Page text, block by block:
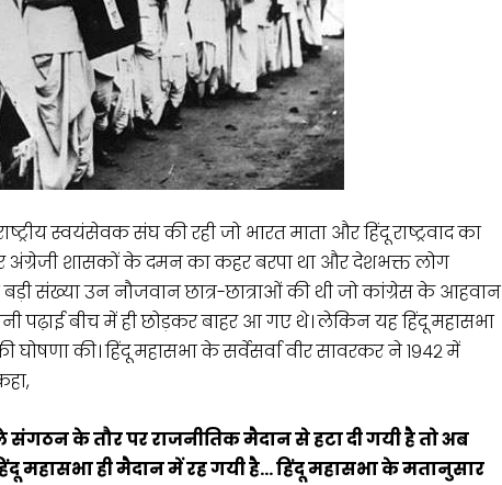
स्वयंसेवक संघ की रही जो भारत माता और हिंदू राष्ट्रवाद का
शासकों के दमन का कहर बरपा था और देशभक्त लोग
संख्या उन नौजवान छात्र-छात्राओं की थी जो कांग्रेस के आहवान
पढ़ाई बीच में ही छोड़कर बाहर आ गए थे। लेकिन यह हिंदू महासभा
की। हिंदू महासभा के सर्वेसर्वा वीर सावरकर ने १९४२ में
के तौर पर राजनीतिक मैदान से हटा दी गयी है तो अब
महासभा ही मैदान में रह गयी है… हिंदू महासभा के मतानुसार